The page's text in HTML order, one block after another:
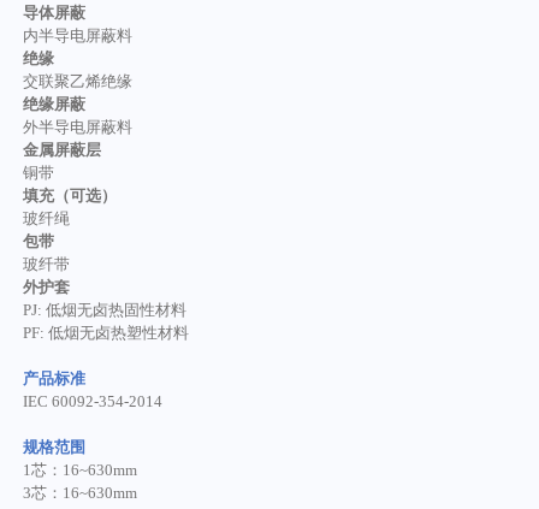
导体屏蔽
内半导电屏蔽料
绝缘
交联聚乙烯绝缘
绝缘屏蔽
外半导电屏蔽料
金属屏蔽层
铜带
填充（可选）
玻纤绳
包带
玻纤带
外护套
PJ: 低烟无卤热固性材料
PF: 低烟无卤热塑性材料
产品标准
IEC 60092-354-2014
规格范围
1芯：16~630mm
3芯：16~630mm